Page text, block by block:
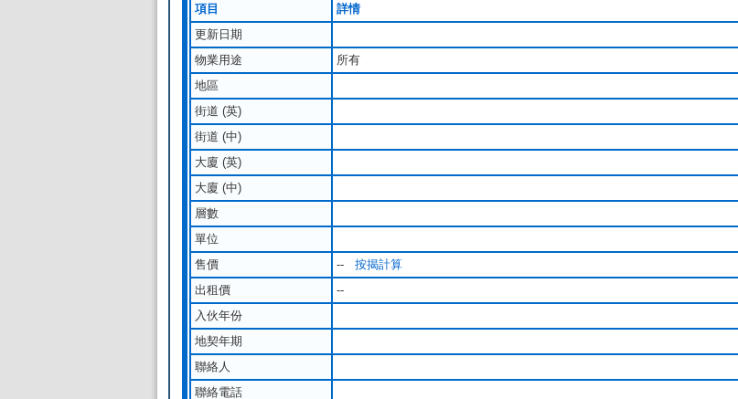
項目
詳情
更新日期
物業用途
所有
地區
街道 (英)
街道 (中)
大廈 (英)
大廈 (中)
層數
單位
售價
-- 按揭計算
出租價
--
入伙年份
地契年期
聯絡人
聯絡電話